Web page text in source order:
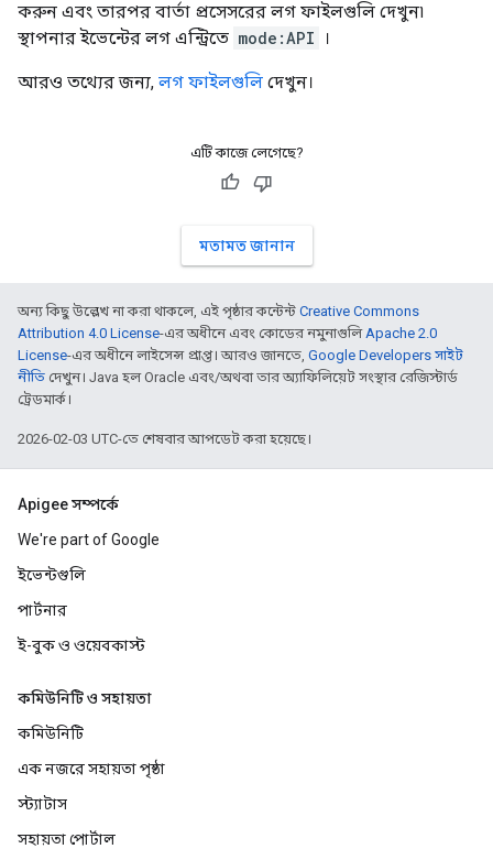
করুন এবং তারপর বার্তা প্রসেসরের লগ ফাইলগুলি দেখুন৷
স্থাপনার ইভেন্টের লগ এন্ট্রিতে mode:API ।
আরও তথ্যের জন্য, লগ ফাইলগুলি দেখুন।
এটি কাজে লেগেছে?
মতামত জানান
অন্য কিছু উল্লেখ না করা থাকলে, এই পৃষ্ঠার কন্টেন্ট Creative Commons
Attribution 4.0 License-এর অধীনে এবং কোডের নমুনাগুলিApache 2.0
License-এর অধীনে লাইসেন্স প্রাপ্ত। আরও জানতে, Google Developers সাইট
নীতি দেখুন। Java হল Oracle এবং/অথবা তার অ্যাফিলিয়েট সংস্থার রেজিস্টার্ড
ট্রেডমার্ক।
2026-02-03 UTC-তে শেষবার আপডেট করা হয়েছে।
Apigee সম্পর্কে
We're part of Google
ইভেন্টগুলি
পার্টনার
ই-বুক ও ওয়েবকাস্ট
কমিউনিটি ও সহায়তা
কমিউনিটি
এক নজরে সহায়তা পৃষ্ঠা
স্ট্যাটাস
সহায়তা পোর্টাল